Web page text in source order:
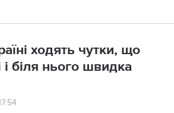
ходять чутки, що
біля нього швидка